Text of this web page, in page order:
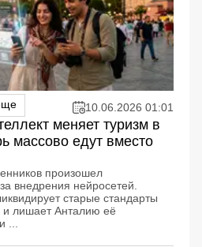
10.06.2026 01:01
меняет туризм в
массово едут вместо
произошел
внедрения нейросетей.
старые стандарты
и лишает Анталию её
...